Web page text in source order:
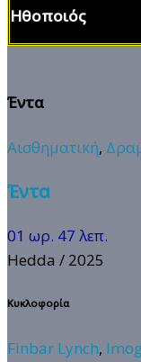
Ηθοποιός
Έντα
Αισθηματική,
Έντα
01 ωρ. 47 λεπ.
Hedda / 2025
Κυκλοφορία
Finbar Lynch,